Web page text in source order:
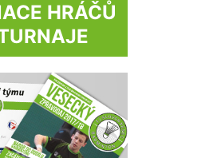
HRÁČŮ